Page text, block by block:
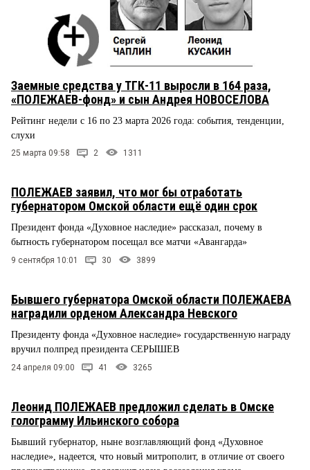
Заемные средства у ТГК-11 выросли в 164 раза,
«ПОЛЕЖАЕВ-фонд» и сын Андрея НОВОСЕЛОВА
Рейтинг недели с 16 по 23 марта 2026 года: события, тенденции,
слухи
25 марта 09:58 2 1311
ПОЛЕЖАЕВ заявил, что мог бы отработать
губернатором Омской области ещё один срок
Президент фонда «Духовное наследие» рассказал, почему в
бытность губернатором посещал все матчи «Авангарда»
9 сентября 10:01 30 3899
Бывшего губернатора Омской области ПОЛЕЖАЕВА
наградили орденом Александра Невского
Президенту фонда «Духовное наследие» государственную награду
вручил полпред президента СЕРЫШЕВ
24 апреля 09:00 41 3265
Леонид ПОЛЕЖАЕВ предложил сделать в Омске
голограмму Ильинского собора
Бывший губернатор, ныне возглавляющий фонд «Духовное
наследие», надеется, что новый митрополит, в отличие от своего